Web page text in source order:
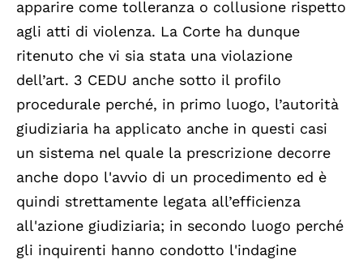
apparire come tolleranza o collusione rispetto
agli atti di violenza. La Corte ha dunque
ritenuto che vi sia stata una violazione
dell’art. 3 CEDU anche sotto il profilo
procedurale perché, in primo luogo, l’autorità
giudiziaria ha applicato anche in questi casi
un sistema nel quale la prescrizione decorre
anche dopo l'avvio di un procedimento ed è
quindi strettamente legata all’efficienza
all'azione giudiziaria; in secondo luogo perché
gli inquirenti hanno condotto l'indagine